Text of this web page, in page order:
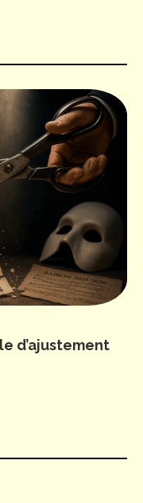
d’ajustement